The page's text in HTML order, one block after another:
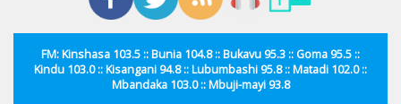
FM: Kinshasa 103.5 :: Bunia 104.8 :: Bukavu 95.3 :: Goma 95.5 ::
Kindu 103.0 :: Kisangani 94.8 :: Lubumbashi 95.8 :: Matadi 102.0 ::
Mbandaka 103.0 :: Mbuji-mayi 93.8